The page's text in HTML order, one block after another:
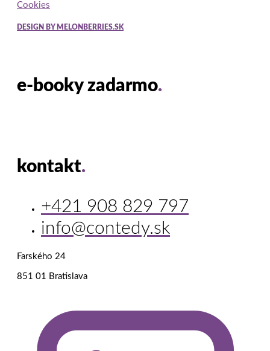
Cookies
DESIGN BY MELONBERRIES.SK
e-booky zadarmo.
kontakt.
+421 908 829 797
info@contedy.sk
Farského 24
851 01 Bratislava